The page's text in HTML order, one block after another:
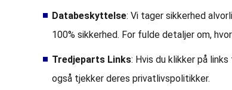
Databeskyttelse: Vi tager sikkerhed
100% sikkerhed. For fulde detaljer om,
Tredjeparts Links: Hvis du klikker på
også tjekker deres privatlivspolitikker.